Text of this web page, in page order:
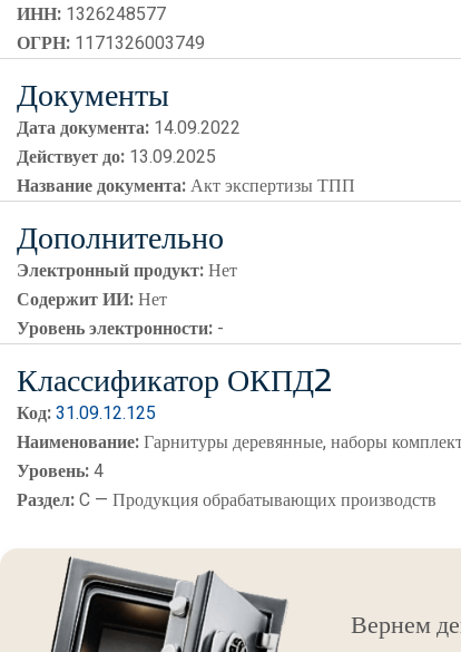
ИНН: 1326248577
ОГРН: 1171326003749
Документы
Дата документа: 14.09.2022
Действует до: 13.09.2025
Название документа:Акт экспертизы ТПП
Дополнительно
Электронный продукт:Нет
Содержит ИИ:Нет
Уровень электронности: -
Классификатор ОКПД2
Код:31.09.12.125
Наименование:Гарнитуры деревянные, наборы
Уровень:4
Раздел:C — Продукция обрабатывающих производств
Вернем